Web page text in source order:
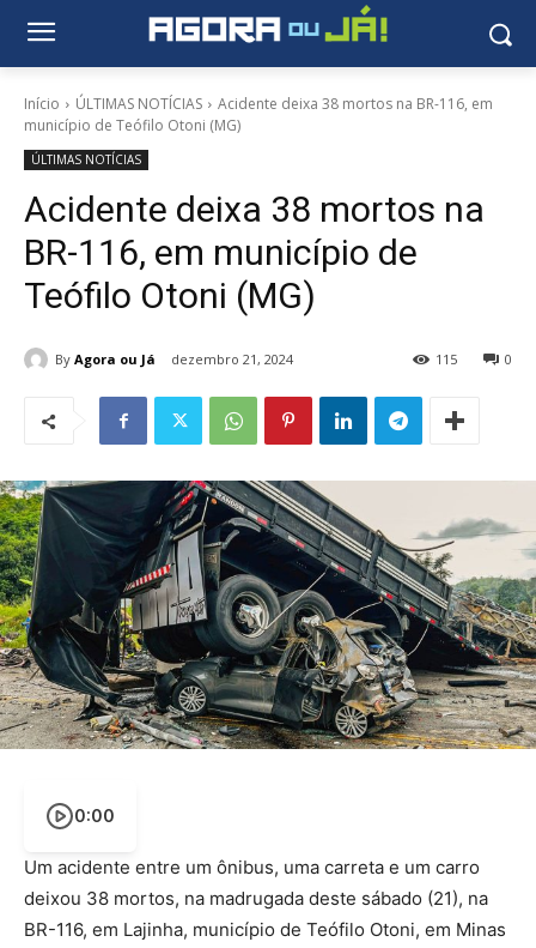
Início ÚLTIMAS NOTÍCIAS
Acidente deixa 38 mortos na BR-116, em
município de Teófilo Otoni (MG)
ÚLTIMAS NOTÍCIAS
Acidente deixa 38 mortos na
BR-116, em município de
Teófilo Otoni (MG)
By Agora ou Já dezembro 21, 2024 0
115
0:00
Um acidente entre um ônibus, uma carreta e um carro
deixou 38 mortos, na madrugada deste sábado (21), na
BR-116, em Lajinha, município de Teófilo Otoni, em Minas